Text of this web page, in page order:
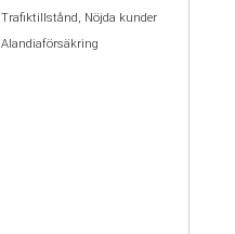
Trafiktillstånd, Nöjda kunder
Alandiaförsäkring